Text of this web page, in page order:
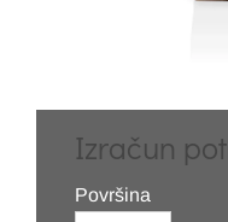
Izračun
Površina